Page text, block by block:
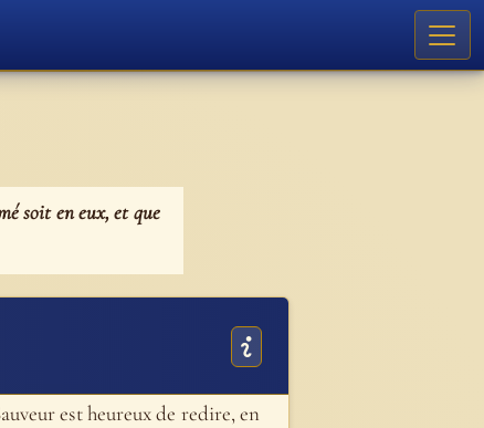
soit en eux, et que
est heureux de redire, en